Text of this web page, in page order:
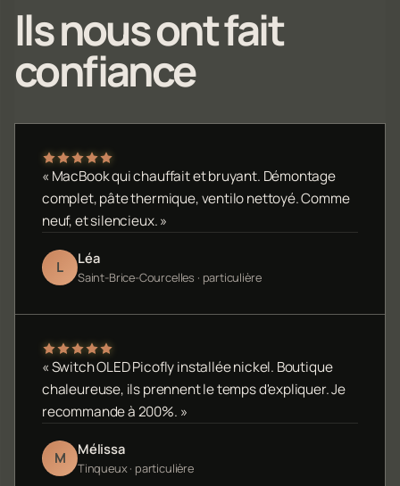
Ils nous ont fait
confiance
« MacBook qui chauffait et bruyant. Démontage
complet, pâte thermique, ventilo nettoyé. Comme
neuf, et silencieux. »
L Léa
Saint-Brice-Courcelles · particulière
« Switch OLED Picofly installée nickel. Boutique
chaleureuse, ils prennent le temps d'expliquer. Je
recommande à 200%. »
M Mélissa
Tinqueux · particulière